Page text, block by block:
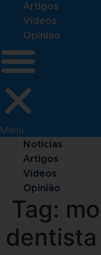
Artigos
Vídeos
Opinião
Menu
Notícias
Artigos
Vídeos
Opinião
Tag:
dentista